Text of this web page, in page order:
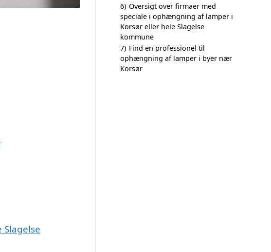
6) Oversigt over firmaer med
speciale i ophængning af lamper i
Korsør eller hele Slagelse
kommune
7) Find en professionel til
ophængning af lamper i byer nær
Korsør